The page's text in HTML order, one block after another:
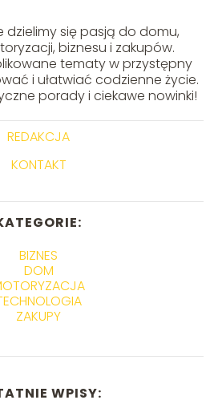
dzielimy się pasją do domu,
biznesu i zakupów.
tematy w przystępny
i ułatwiać codzienne życie.
porady i ciekawe nowinki!
REDAKCJA
KONTAKT
BIZNES
DOM
ZAKUPY
WPISY: